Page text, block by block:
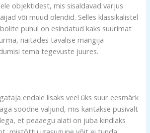
objektidest, mis sisaldavad varjus
või muud olendid. Selles klassikalistel
puhul on esindatud kaks suurimat
näitades tavalise mängija
tema tegevuste juures.
endale lisaks veel üks suur eesmärk
soodne väljund, mis kantakse püsivalt
et peaaegu alati on juba kindlaks